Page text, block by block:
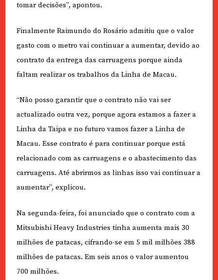
tomar decisões”, apontou.
Finalmente Raimundo do Rosário admitiu que o valor
gasto com o metro vai continuar a aumentar, devido ao
contrato da entrega das carruagens porque ainda
faltam realizar os trabalhos da Linha de Macau.
“Não posso garantir que o contrato não vai ser
actualizado outra vez, porque agora estamos a fazer a
Linha da Taipa e no futuro vamos fazer a Linha de
Macau. Esse contrato é para continuar porque está
relacionado com as carruagens e o abastecimento das
carruagens. Até abrirmos as linhas isso vai continuar a
aumentar”, explicou.
Na segunda-feira, foi anunciado que o contrato com a
Mitsubishi Heavy Industries tinha aumenta mais 30
milhões de patacas, cifrando-se em 5 mil milhões 388
milhões de patacas. Em seis anos o valor aumentou
700 milhões.